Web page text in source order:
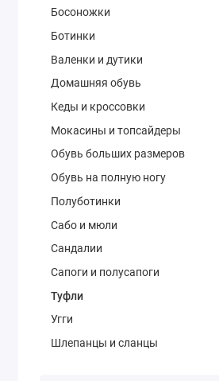
Босоножки
Ботинки
Валенки и дутики
Домашняя обувь
Кеды и кроссовки
Мокасины и топсайдеры
Обувь больших размеров
Обувь на полную ногу
Полуботинки
Сабо и мюли
Сандалии
Сапоги и полусапоги
Туфли
Угги
Шлепанцы и сланцы